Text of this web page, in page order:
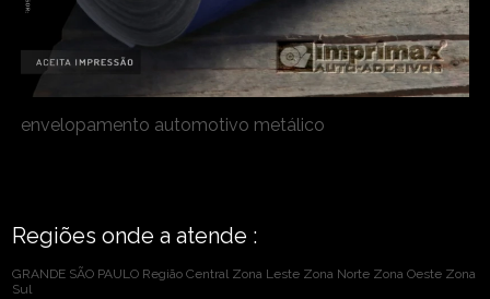
envelopamento automotivo metálico
Regiões onde a atende :
GRANDE SÃO PAULO Região Central Zona Leste Zona Norte Zona Oeste Zona
Sul